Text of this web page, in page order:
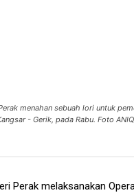
menahan sebuah lori untuk
- Gerik, pada Rabu. Foto
Perak melaksanakan